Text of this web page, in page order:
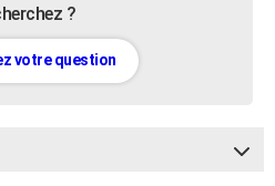
?
votre question